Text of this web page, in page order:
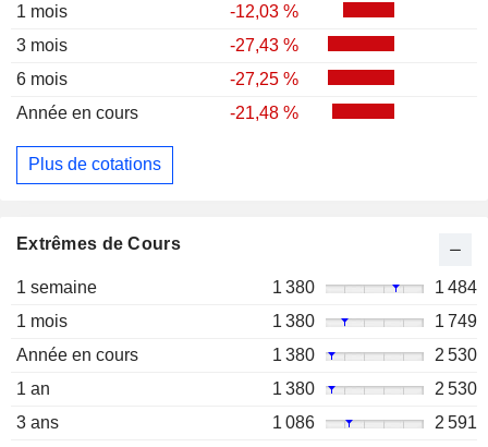
1 mois
-12,03 %
3 mois
-27,43 %
6 mois
-27,25 %
Année en cours
-21,48 %
Plus de cotations
Extrêmes de Cours
1 semaine 1 380
1 484
1 mois
1 380
1 749
Année en cours
1 380
2 530
1 an
1 380
2 530
3 ans
1 086
2 591